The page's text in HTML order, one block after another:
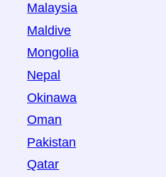
Malaysia
Maldive
Mongolia
Nepal
Okinawa
Oman
Pakistan
Qatar